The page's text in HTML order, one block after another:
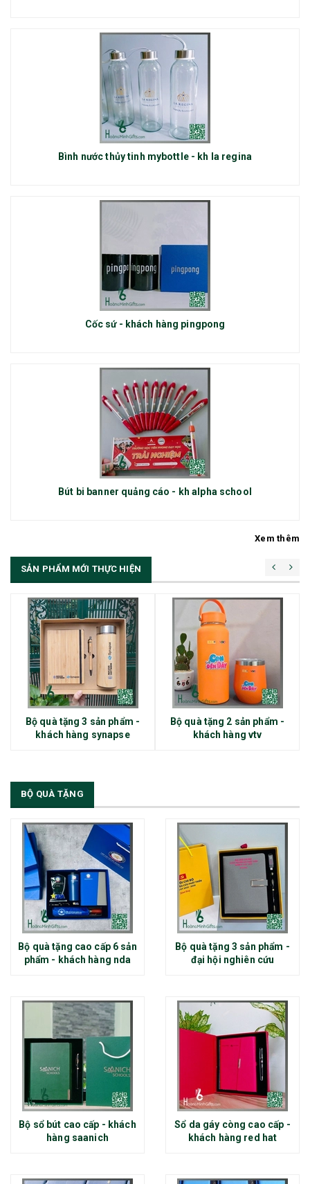
Bình nước thủy tinh mybottle - kh la regina
Cốc sứ - khách hàng pingpong
Bút bi banner quảng cáo - kh alpha school
Xem thêm
SẢN PHẨM MỚI THỰC HIỆN
Bộ quà tặng 3 sản phẩm -
khách hàng synapse
Bộ quà tặng 2 sản phẩm -
khách hàng vtv
BỘ QUÀ TẶNG
Bộ quà tặng cao cấp 6 sản
phẩm - khách hàng nda
Bộ quà tặng 3 sản phẩm -
đại hội nghiên cứu
Bộ sổ bút cao cấp - khách
hàng saanich
Sổ da gáy còng cao cấp -
khách hàng red hat